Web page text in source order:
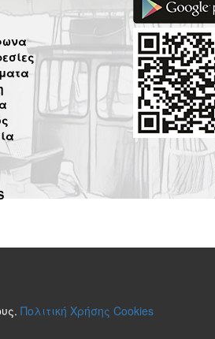
Πολιτική Χρήσης Cookies